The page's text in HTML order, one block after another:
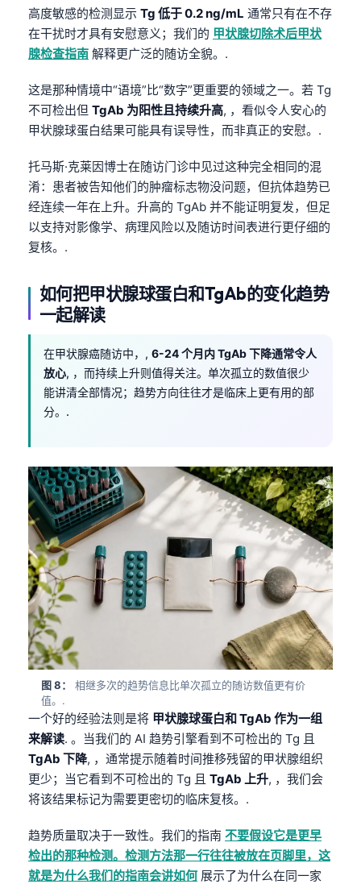
高度敏感的检测显示 Tg 低于 0.2 ng/mL 通常只有在不存
在干扰时才具有安慰意义；我们的 甲状腺切除术后甲状
腺检查指南 解释更广泛的随访全貌。.
这是那种情境中“语境”比“数字”更重要的领域之一。若 Tg
不可检出但 TgAb 为阳性且持续升高, ，看似令人安心的
甲状腺球蛋白结果可能具有误导性，而非真正的安慰。.
托马斯·克莱因博士在随访门诊中见过这种完全相同的混
淆：患者被告知他们的肿瘤标志物没问题，但抗体趋势已
经连续一年在上升。升高的 TgAb 并不能证明复发，但足
以支持对影像学、病理风险以及随访时间表进行更仔细的
复核。.
如何把甲状腺球蛋白和TgAb的变化趋势
一起解读
在甲状腺癌随访中，, 6-24 个月内 TgAb 下降通常令人
放心, ，而持续上升则值得关注。单次孤立的数值很少
能讲清全部情况；趋势方向往往才是临床上更有用的部
分。.
图 8：
相继多次的趋势信息比单次孤立的随访数值更有价
值。.
一个好的经验法则是将 甲状腺球蛋白和 TgAb 作为一组
来解读. 。当我们的 AI 趋势引擎看到不可检出的 Tg 且
TgAb 下降, ，通常提示随着时间推移残留的甲状腺组织
更少；当它看到不可检出的 Tg 且 TgAb 上升, ，我们会
将该结果标记为需要更密切的临床复核。.
趋势质量取决于一致性。我们的指南 不要假设它是更早
检出的那种检测。检测方法那一行往往被放在页脚里，这
就是为什么我们的指南会讲如何 展示了为什么在同一家
ئۇيغۇرچە
Кыргызча
Беларуская мова
Esperanto
Frysk
Ślōnskŏ gŏdka
Norsk bokmål